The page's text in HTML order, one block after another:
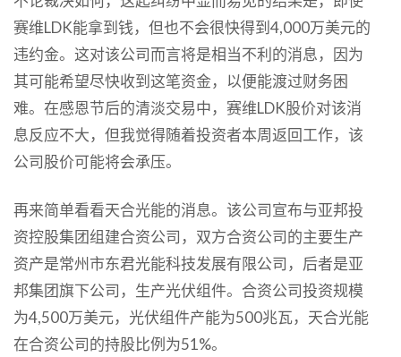
赛维LDK能拿到钱，但也不会很快得到4,000万美元的
违约金。这对该公司而言将是相当不利的消息，因为
其可能希望尽快收到这笔资金，以便能渡过财务困
难。在感恩节后的清淡交易中，赛维LDK股价对该消
息反应不大，但我觉得随着投资者本周返回工作，该
公司股价可能将会承压。
再来简单看看天合光能的消息。该公司宣布与亚邦投
资控股集团组建合资公司，双方合资公司的主要生产
资产是常州市东君光能科技发展有限公司，后者是亚
邦集团旗下公司，生产光伏组件。合资公司投资规模
为4,500万美元，光伏组件产能为500兆瓦，天合光能
在合资公司的持股比例为51%。